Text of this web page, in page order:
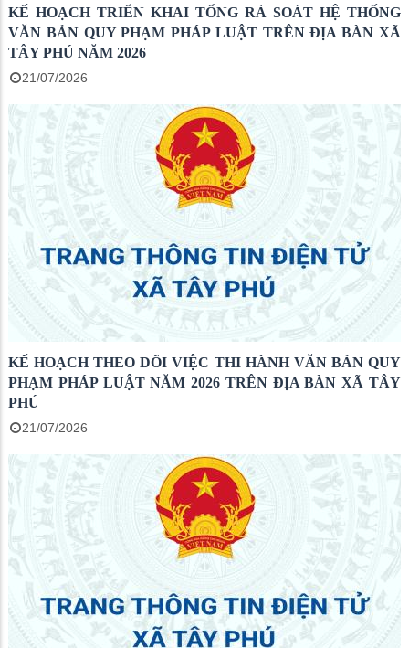
KẾ HOẠCH TRIỂN KHAI TỔNG RÀ SOÁT HỆ THỐNG
VĂN BẢN QUY PHẠM PHÁP LUẬT TRÊN ĐỊA BÀN XÃ
TÂY PHÚ NĂM 2026
21/07/2026
KẾ HOẠCH THEO DÕI VIỆC THI HÀNH VĂN BẢN QUY
PHẠM PHÁP LUẬT NĂM 2026 TRÊN ĐỊA BÀN XÃ TÂY
PHÚ
21/07/2026